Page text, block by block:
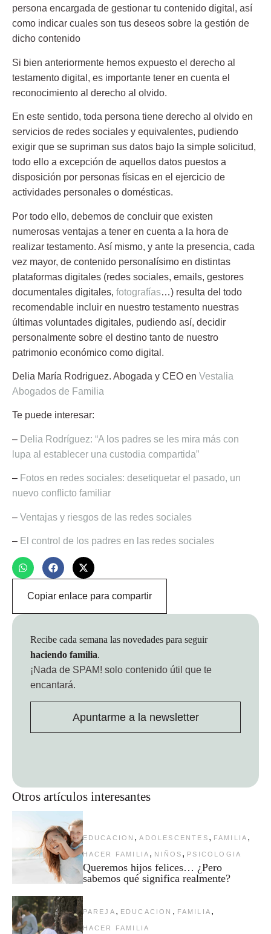
persona encargada de gestionar tu contenido digital, así
como indicar cuales son tus deseos sobre la gestión de
dicho contenido
Si bien anteriormente hemos expuesto el derecho al
testamento digital, es importante tener en cuenta el
reconocimiento al derecho al olvido.
En este sentido, toda persona tiene derecho al olvido en
servicios de redes sociales y equivalentes, pudiendo
exigir que se supriman sus datos bajo la simple solicitud,
todo ello a excepción de aquellos datos puestos a
disposición por personas físicas en el ejercicio de
actividades personales o domésticas.
Por todo ello, debemos de concluir que existen
numerosas ventajas a tener en cuenta a la hora de
realizar testamento. Así mismo, y ante la presencia, cada
vez mayor, de contenido personalísimo en distintas
plataformas digitales (redes sociales, emails, gestores
documentales digitales, fotografías…) resulta del todo
recomendable incluir en nuestro testamento nuestras
últimas voluntades digitales, pudiendo así, decidir
personalmente sobre el destino tanto de nuestro
patrimonio económico como digital.
Delia María Rodriguez. Abogada y CEO en Vestalia
Abogados de Familia
Te puede interesar:
– Delia Rodríguez: “A los padres se les mira más con
lupa al establecer una custodia compartida”
– Fotos en redes sociales: desetiquetar el pasado, un
nuevo conflicto familiar
– Ventajas y riesgos de las redes sociales
– El control de los padres en las redes sociales
Copiar enlace para compartir
Otros artículos interesantes
EDUCACION , ADOLESCENTES , FAMILIA ,
HACER FAMILIA , NIÑOS , PSICOLOGIA
Queremos hijos felices… ¿Pero
sabemos qué significa realmente?
PAREJA , EDUCACION , FAMILIA ,
HACER FAMILIA
Recibe cada semana las novedades para seguir
haciendo familia.
¡Nada de SPAM! solo contenido útil que te
encantará.
Apuntarme a la newsletter